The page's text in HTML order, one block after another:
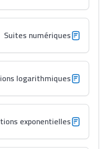
Suites numériques
logarithmiques
exponentielles